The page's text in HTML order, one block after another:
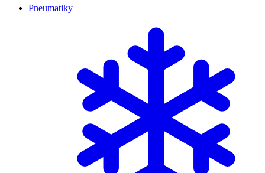
Pneumatiky